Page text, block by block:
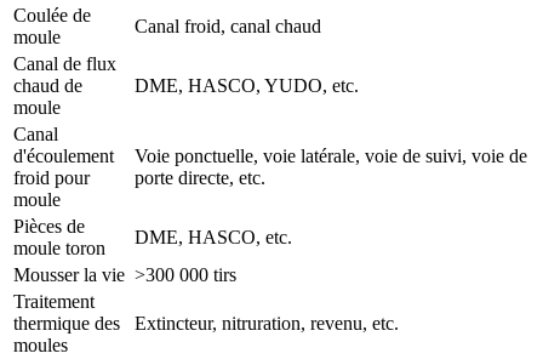
Coulée de
moule
Canal froid, canal chaud
Canal de flux
chaud de
moule
DME, HASCO, YUDO, etc.
Canal
d'écoulement
froid pour
moule
Voie ponctuelle, voie latérale, voie de suivi, voie de
porte directe, etc.
Pièces de
moule toron
DME, HASCO, etc.
Mousser la vie >300 000 tirs
Traitement
thermique des
moules
Extincteur, nitruration, revenu, etc.